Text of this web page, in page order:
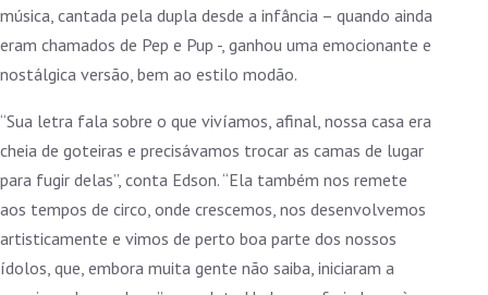
música, cantada pela dupla desde a infância – quando ainda
eram chamados de Pep e Pup -, ganhou uma emocionante e
nostálgica versão, bem ao estilo modão.
“Sua letra fala sobre o que vivíamos, afinal, nossa casa era
cheia de goteiras e precisávamos trocar as camas de lugar
para fugir delas”, conta Edson. “Ela também nos remete
aos tempos de circo, onde crescemos, nos desenvolvemos
artisticamente e vimos de perto boa parte dos nossos
ídolos, que, embora muita gente não saiba, iniciaram a